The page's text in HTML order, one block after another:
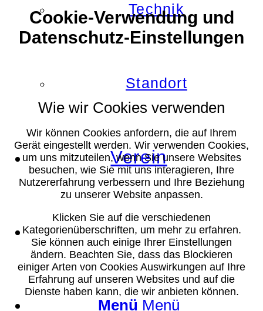
Technik
Standort
Verein
Suche
Menü Menü
Cookie-Verwendung und
Datenschutz-Einstellungen
Wie wir Cookies verwenden
Wir können Cookies anfordern, die auf Ihrem
Gerät eingestellt werden. Wir verwenden Cookies,
um uns mitzuteilen, wenn Sie unsere Websites
besuchen, wie Sie mit uns interagieren, Ihre
Nutzererfahrung verbessern und Ihre Beziehung
zu unserer Website anpassen.
Klicken Sie auf die verschiedenen
Kategorienüberschriften, um mehr zu erfahren.
Sie können auch einige Ihrer Einstellungen
ändern. Beachten Sie, dass das Blockieren
einiger Arten von Cookies Auswirkungen auf Ihre
Erfahrung auf unseren Websites und auf die
Dienste haben kann, die wir anbieten können.